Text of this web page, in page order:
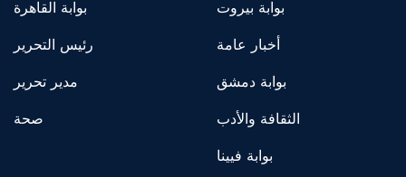
بوابة بيروت
أخبار عامة
بوابة دمشق
الثقافة والأدب
بوابة فيينا
بوابة القاهرة
رئيس التحرير
مدير تحرير
صحة